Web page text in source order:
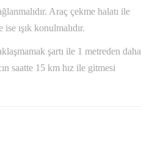
Araç çekme halatı ile
ışık konulmalıdır.
şartı ile 1 metreden daha
saatte 15 km hız ile gitmesi